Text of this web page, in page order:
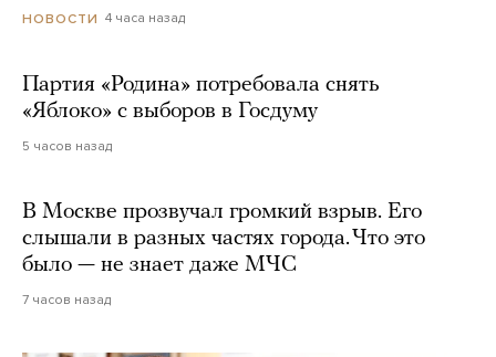
НОВОСТИ 4 часа назад
Партия «Родина» потребовала снять
«Яблоко» с выборов в Госдуму
5 часов назад
В Москве прозвучал громкий взрыв. Его
слышали в разных частях города. Что это
было — не знает даже МЧС
7 часов назад